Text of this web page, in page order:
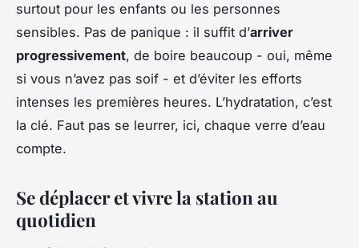
surtout pour les enfants ou les personnes
sensibles. Pas de panique : il suffit d’arriver
progressivement, de boire beaucoup - oui, même
si vous n’avez pas soif - et d’éviter les efforts
intenses les premières heures. L’hydratation, c’est
la clé. Faut pas se leurrer, ici, chaque verre d’eau
compte.
Se déplacer et vivre la station au
quotidien